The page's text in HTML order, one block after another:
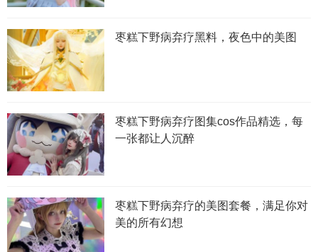
枣糕下野病弃疗黑料，夜色中的美图
枣糕下野病弃疗图集cos作品精选，每
一张都让人沉醉
枣糕下野病弃疗的美图套餐，满足你对
美的所有幻想